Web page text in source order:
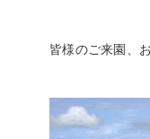
皆様のご来園、